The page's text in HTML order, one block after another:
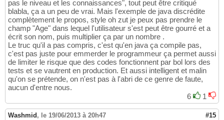
pas le niveau et les connaissances", tout peut être critiqué
blabla, ça a un peu de vrai. Mais l'exemple de java discrédite
complètement le propos, style oh zut je peux pas prendre le
champ "Age" dans lequel l'utilisateur s'est peut être gourré et a
écrit son nom, puis multiplier ça par un nombre .
Le truc qu'il a pas compris, c'est qu'en java ça compile pas,
c'est pas juste pour emmerder le programmeur ça permet aussi
de limiter le risque que des codes fonctionnent par bol lors des
tests et se vautrent en production. Et aussi intelligent et malin
qu'on se prétende, on n'est pas à l'abri de ce genre de faute,
aucun d'entre nous.
6
1
Washmid , le 19/06/2013 à 20h47 #15